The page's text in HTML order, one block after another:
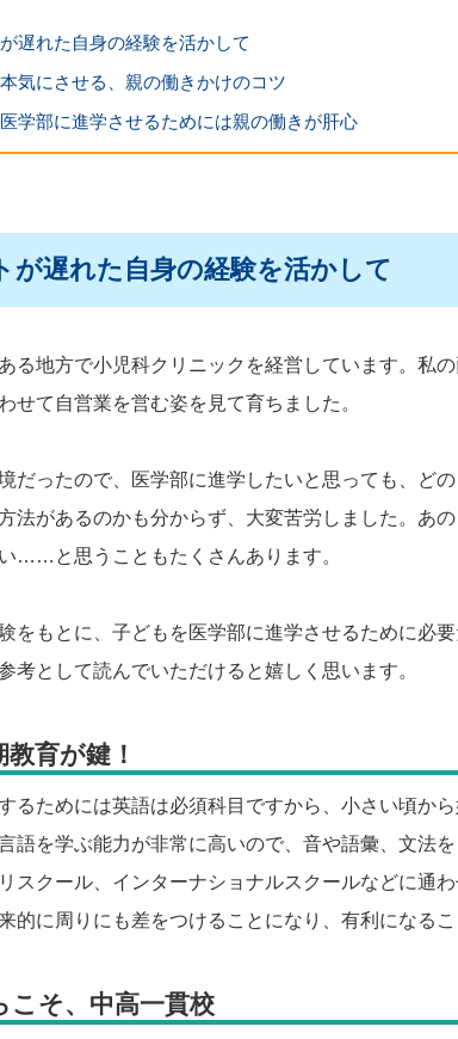
遅れた自身の経験を活かして
気にさせる、親の働きかけのコツ
学部に進学させるためには親の働きが肝心
が遅れた自身の経験を活かして
る地方で小児科クリニックを経営しています。私
せて自営業を営む姿を見て育ちました。
だったので、医学部に進学したいと思っても、ど
法があるのかも分からず、大変苦労しました。あ
……と思うこともたくさんあります。
をもとに、子どもを医学部に進学させるために必
考として読んでいただけると嬉しく思います。
育が鍵！
るためには英語は必須科目ですから、小さい頃か
語を学ぶ能力が非常に高いので、音や語彙、文法
スクール、インターナショナルスクールなどに通わ
的に周りにも差をつけることになり、有利になるこ
こそ、中高一貫校